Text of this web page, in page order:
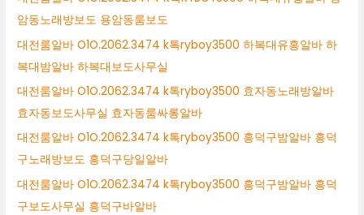
암동노래방보도 용암동룸보도
대전룸알바 O1O.2062.3474 k톡ryboy3500 하복대유흥알바 하
복대밤알바 하복대보도사무실
대전룸알바 O1O.2062.3474 k톡ryboy3500 효자동노래방알바
효자동보도사무실 효자동룸싸롱알바
대전룸알바 O1O.2062.3474 k톡ryboy3500 흥덕구밤알바 흥덕
구노래방보도 흥덕구당일알바
대전룸알바 O1O.2062.3474 k톡ryboy3500 흥덕구밤알바 흥덕
구보도사무실 흥덕구바알바